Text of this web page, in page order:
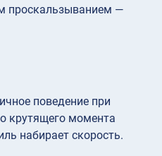
проскальзыванием —
поведение при
крутящего момента
набирает скорость.